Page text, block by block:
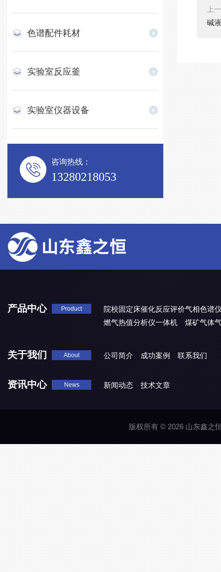
色谱配件耗材
实验室反应釜
实验室仪器设备
咨询热线：
13280218053
上
碱
产品中心 Product
院校固定床催化反应评价气相色谱
燃气热值分析仪一体机
煤矿气体
关于我们 About 公司简介 成功案例 联系我们
资讯中心 News 新闻动态 技术文章
版权所有 © 2026 山东鑫之